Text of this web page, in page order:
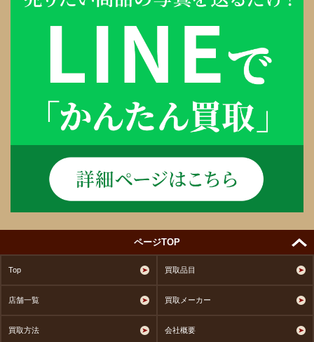
ページTOP
Top 買取品目
店舗一覧 買取メーカー
買取方法 会社概要